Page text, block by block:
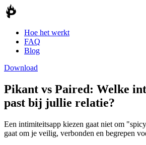
Hoe het werkt
FAQ
Blog
Download
Pikant vs Paired: Welke
past bij jullie relatie?
Een intimiteitsapp kiezen gaat niet om
gaat om je veilig, verbonden en begrepen